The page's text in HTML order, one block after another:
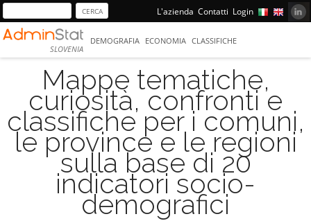
L'azienda Contatti Login
SLOVENIA
DEMOGRAFIA ECONOMIA CLASSIFICHE
Mappe tematiche,
curiosità, confronti e
classifiche per i comuni,
le province e le regioni
sulla base di 20
indicatori socio-
demografici